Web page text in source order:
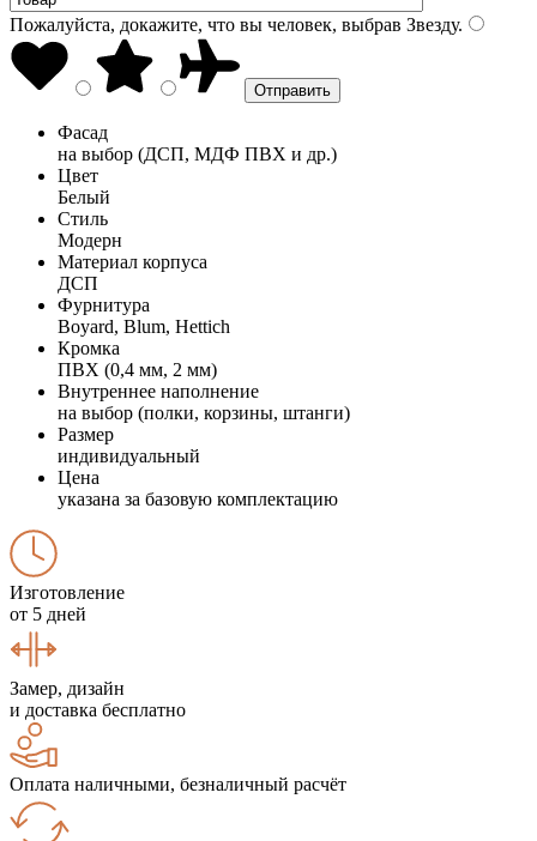
Пожалуйста, докажите, что вы человек, выбрав Звезду.
Фасад
на выбор (ДСП, МДФ ПВХ и др.)
Цвет
Белый
Стиль
Модерн
Материал корпуса
ДСП
Фурнитура
Boyard, Blum, Hettich
Кромка
ПВХ (0,4 мм, 2 мм)
Внутреннее наполнение
на выбор (полки, корзины, штанги)
Размер
индивидуальный
Цена
указана за базовую комплектацию
Изготовление
от 5 дней
Замер, дизайн
и доставка бесплатно
Оплата наличными, безналичный расчёт